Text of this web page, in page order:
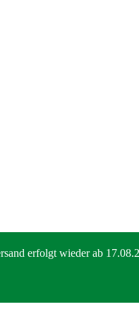
erfolgt wieder ab